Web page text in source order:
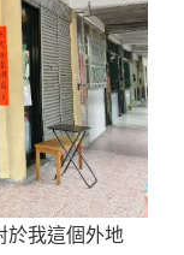
於我這個外地